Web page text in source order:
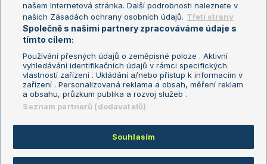
Livesport Daily
LS Prague Open
Podmínky užití
Nastavení soukromí
GDPR a žurnalistika
Reklama
Kontakt
Informace o zpracování osobních
údajů
Copyright © 2008-2026 TenisPortal.cz. Využíváme zpravodajství ČTK.
našem Internetová stránka. Další podrobnosti naleznete v
našich Zásadách ochrany osobních údajů. Třetí strany
Společně s našimi partnery zpracováváme údaje s
tímto cílem:
Používání přesných údajů o zeměpisné poloze . Aktivní
vyhledávání identifikačních údajů v rámci specifických
vlastností zařízení . Ukládání a/nebo přístup k informacím v
zařízení . Personalizovaná reklama a obsah, měření reklam
a obsahu, průzkum publika a rozvoj služeb .
Seznam partnerů (dodavatelů)
Souhlasím